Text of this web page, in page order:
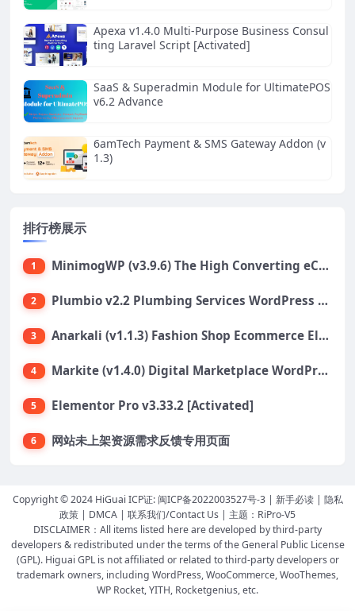
Apexa v1.4.0 Multi-Purpose Business Consul
ting Laravel Script [Activated]
SaaS & Superadmin Module for UltimatePOS
v6.2 Advance
6amTech Payment & SMS Gateway Addon (v
1.3)
排行榜展示
1 MinimogWP (v3.9.6) The High Converting eCommerce WordPress Theme
2 Plumbio v2.2 Plumbing Services WordPress Theme
3 Anarkali (v1.1.3) Fashion Shop Ecommerce Elementor Theme
4 Markite (v1.4.0) Digital Marketplace WordPress Theme
5 Elementor Pro v3.33.2 [Activated]
6 网站未上架资源需求反馈专用页面
Copyright © 2024 HiGuai ICP证: 闽ICP备2022003527号-3| 新手必读| 隐私
政策 | DMCA | 联系我们/Contact Us | 主题： RiPro-V5
DISCLAIMER：All items listed here are developed by third-party
developers & redistributed under the terms of the General Public License
(GPL). Higuai GPL is not affiliated or related to third-party developers or
trademark owners, including WordPress, WooCommerce, WooThemes,
WP Rocket, YITH, Rocketgenius, etc.